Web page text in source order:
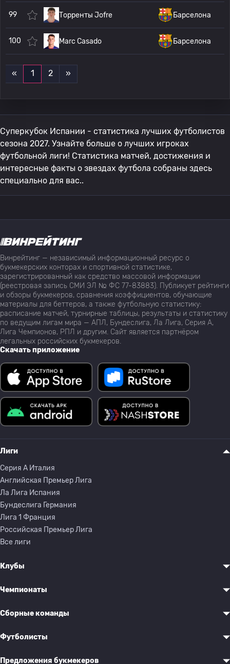
« 1 2 »
99 Торренты Jofre Барселона
100 Marc Casado Барселона
Суперкубок Испании - статистика лучших футболистов
сезона 2027. Узнайте больше о лучших игроках
футбольной лиги! Статистика матчей, достижения и
интересные факты о звездах футбола собраны здесь
специально для вас..
Винрейтинг — независимый информационный ресурс о
букмекерских конторах и спортивной статистике,
зарегистрированный как средство массовой информации
(реестровая запись СМИ ЭЛ № ФС 77-83883). Публикует рейтинги
и обзоры букмекеров, сравнения коэффициентов, обучающие
материалы для беттеров, а также футбольную статистику:
расписание матчей, турнирные таблицы, результаты и статистику
по ведущим лигам мира — АПЛ, Бундеслига, Ла Лига, Серия А,
Лига Чемпионов, РПЛ и другим. Сайт является партнёром
легальных российских букмекеров.
Скачать приложение
Лиги
Серия A Италия
Английская Премьер Лига
Ла Лига Испания
Бундеслига Германия
Лига 1 Франция
Российская Премьер Лига
Все лиги
Клубы
Чемпионаты
Сборные команды
Футболисты
Предложения букмекеров